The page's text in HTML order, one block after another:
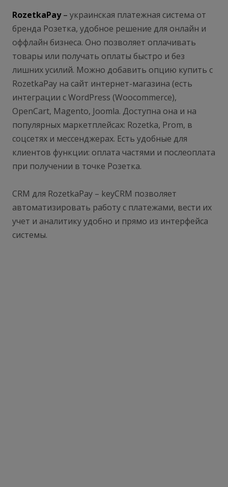
RozetkaPay– украинская платежная система от
бренда Розетка, удобное решение для онлайн и
оффлайн бизнеса. Оно позволяет оплачивать
товары или получать оплаты быстро и без
лишних усилий. Можно добавить опцию купить с
RozetkaPay на сайт интернет-магазина (есть
интеграции с WordPress (Woocommerce),
OpenCart, Magento, Joomla. Доступна она и на
популярных маркетплейсах: Rozetka, Prom, в
соцсетях и мессенджерах. Есть удобные для
клиентов функции: оплата частями и послеоплата
при получении в точке Розетка.
CRM для RozetkaPay – keyCRM позволяет
автоматизировать работу с платежами, вести их
учет и аналитику удобно и прямо из интерфейса
системы.